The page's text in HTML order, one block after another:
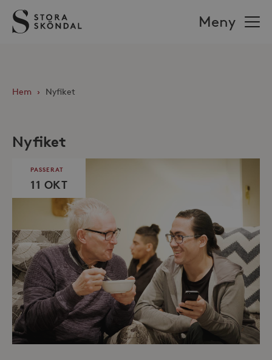
Stora
Sköndal
Meny
Hem › Nyfiket
Nyfiket
PASSERAT
11 OKT